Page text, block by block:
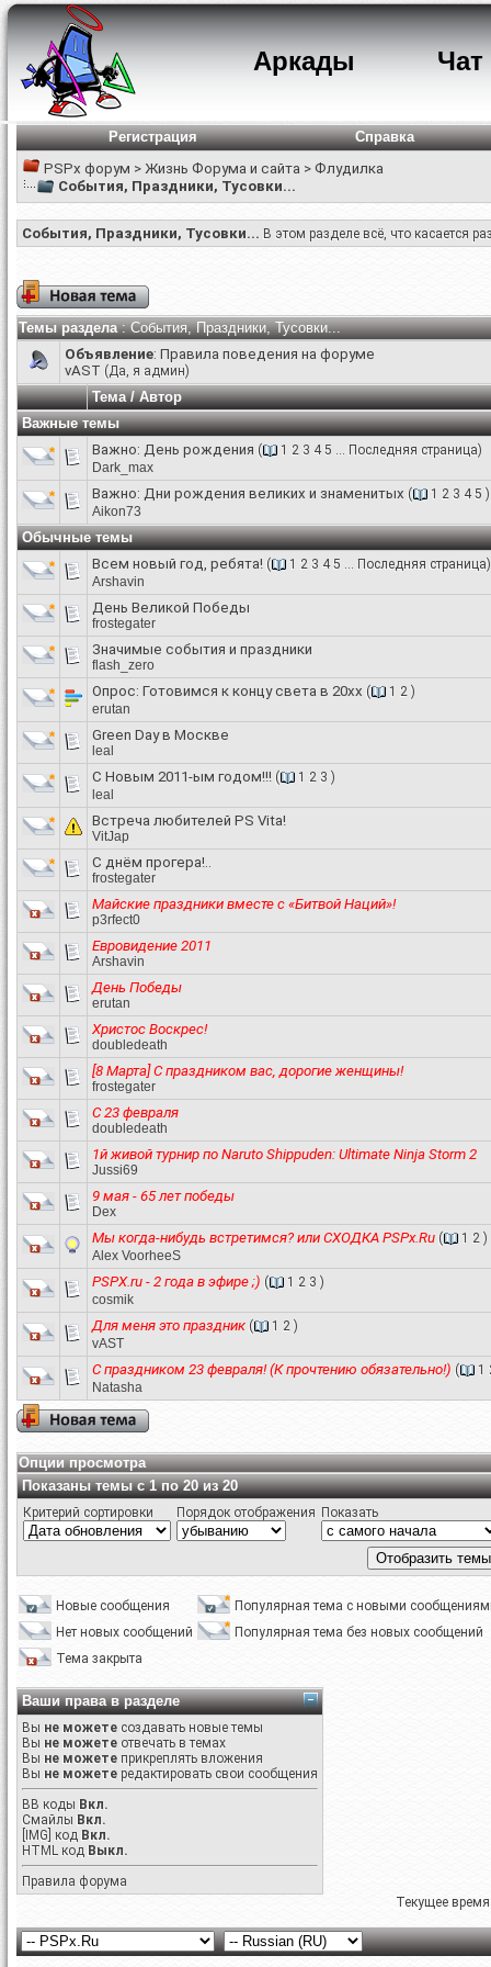
Аркады Чат
Регистрация
Справка
PSPx форум > Жизнь Форума и сайта > Флудилка
События, Праздники, Тусовки...
События, Праздники, Тусовки... В этом разделе всё, что касается
Темы раздела: События, Праздники, Тусовки...
Объявление: Правила поведения на форуме
vAST (Да, я админ)
Тема/Автор
Важные темы
Важно: День рождения ( 1 2 3 4 5 ... Последняя страница)
Dark_max
Важно: Дни рождения великих и знаменитых ( 1 2 3 4 5 )
Aikon73
Обычные темы
Всем новый год, ребята! ( 1 2 3 4 5 ... Последняя страница)
Arshavin
День Великой Победы
frostegater
Значимые события и праздники
flash_zero
Опрос: Готовимся к концу света в 20хх ( 1 2 )
erutan
Green Day в Москве
leal
С Новым 2011-ым годом!!! ( 1 2 3 )
leal
Встреча любителей PS Vita!
VitJap
С днём прогера!..
frostegater
Майские праздники вместе с «Битвой Наций»!
p3rfect0
Евровидение 2011
Arshavin
День Победы
erutan
Христос Воскрес!
doubledeath
[8 Марта] С праздником вас, дорогие женщины!
frostegater
С 23 февраля
doubledeath
1й живой турнир по Naruto Shippuden: Ultimate Ninja Storm 2
Jussi69
9 мая - 65 лет победы
Dex
Мы когда-нибудь встретимся? или СХОДКА PSPx.Ru ( 1 2 )
Alex VoorheeS
PSPX.ru - 2 года в эфире ;) ( 1 2 3 )
cosmik
Для меня это праздник ( 1 2 )
vAST
С праздником 23 февраля! (К прочтению обязательно!) ( 1
Natasha
Опции просмотра
Показаны темы с 1 по 20 из 20
Критерий сортировки Порядок отображения Показать
Новые сообщения
Популярная тема с новыми
Нет новых сообщений
Популярная тема без новых сообщений
Тема закрыта
Ваши права в разделе
Вы не можете создавать новые темы
Вы не можете отвечать в темах
Вы не можете прикреплять вложения
Вы не можете редактировать свои сообщения
BB коды Вкл.
Смайлы Вкл.
[IMG] код Вкл.
HTML код Выкл.
Правила форума
Текущее